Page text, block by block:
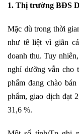
1. Thị trường BĐS
Mặc dù trong thời
như tê liệt vì giãn
doanh thu. Tuy
nghỉ dưỡng vẫn cho
phẩm đang chào
phẩm, giao dịch đạt
31,6 %.